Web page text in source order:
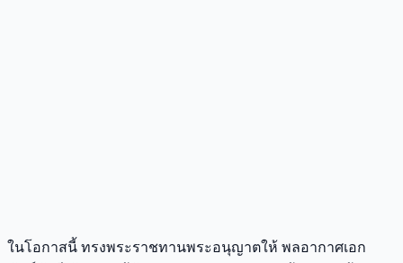
ในโอกาสนี้ ทรงพระราชทานพระอนุญาตให้ พลอากาศเอก